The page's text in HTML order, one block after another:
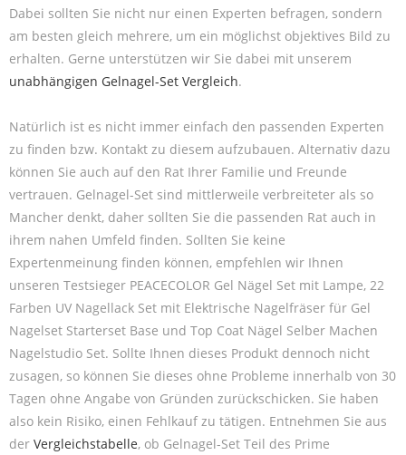
Dabei sollten Sie nicht nur einen Experten befragen, sondern
am besten gleich mehrere, um ein möglichst objektives Bild zu
erhalten. Gerne unterstützen wir Sie dabei mit unserem
unabhängigen Gelnagel-Set Vergleich.
Natürlich ist es nicht immer einfach den passenden Experten
zu finden bzw. Kontakt zu diesem aufzubauen. Alternativ dazu
können Sie auch auf den Rat Ihrer Familie und Freunde
vertrauen. Gelnagel-Set sind mittlerweile verbreiteter als so
Mancher denkt, daher sollten Sie die passenden Rat auch in
ihrem nahen Umfeld finden. Sollten Sie keine
Expertenmeinung finden können, empfehlen wir Ihnen
unseren Testsieger PEACECOLOR Gel Nägel Set mit Lampe, 22
Farben UV Nagellack Set mit Elektrische Nagelfräser für Gel
Nagelset Starterset Base und Top Coat Nägel Selber Machen
Nagelstudio Set. Sollte Ihnen dieses Produkt dennoch nicht
zusagen, so können Sie dieses ohne Probleme innerhalb von 30
Tagen ohne Angabe von Gründen zurückschicken. Sie haben
also kein Risiko, einen Fehlkauf zu tätigen. Entnehmen Sie aus
der Vergleichstabelle, ob Gelnagel-Set Teil des Prime